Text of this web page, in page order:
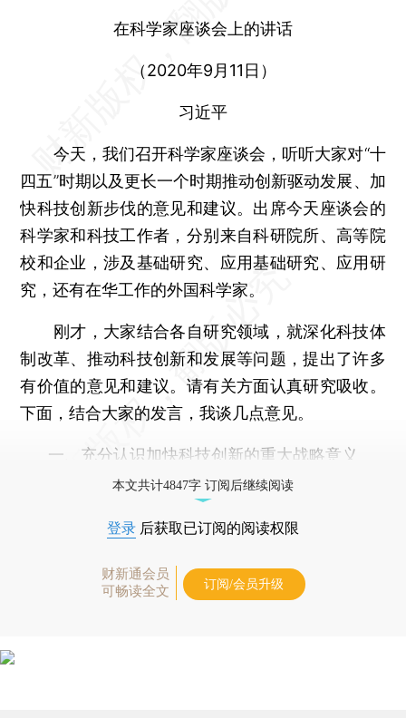
在科学家座谈会上的讲话
（2020年9月11日）
习近平
今天，我们召开科学家座谈会，听听大家对“十
四五”时期以及更长一个时期推动创新驱动发展、加
快科技创新步伐的意见和建议。出席今天座谈会的
科学家和科技工作者，分别来自科研院所、高等院
校和企业，涉及基础研究、应用基础研究、应用研
究，还有在华工作的外国科学家。
刚才，大家结合各自研究领域，就深化科技体
制改革、推动科技创新和发展等问题，提出了许多
有价值的意见和建议。请有关方面认真研究吸收。
下面，结合大家的发言，我谈几点意见。
一、充分认识加快科技创新的重大战略意义
本文共计4847字 订阅后继续阅读
登录 后获取已订阅的阅读权限
财新通会员
可畅读全文
订阅/会员升级